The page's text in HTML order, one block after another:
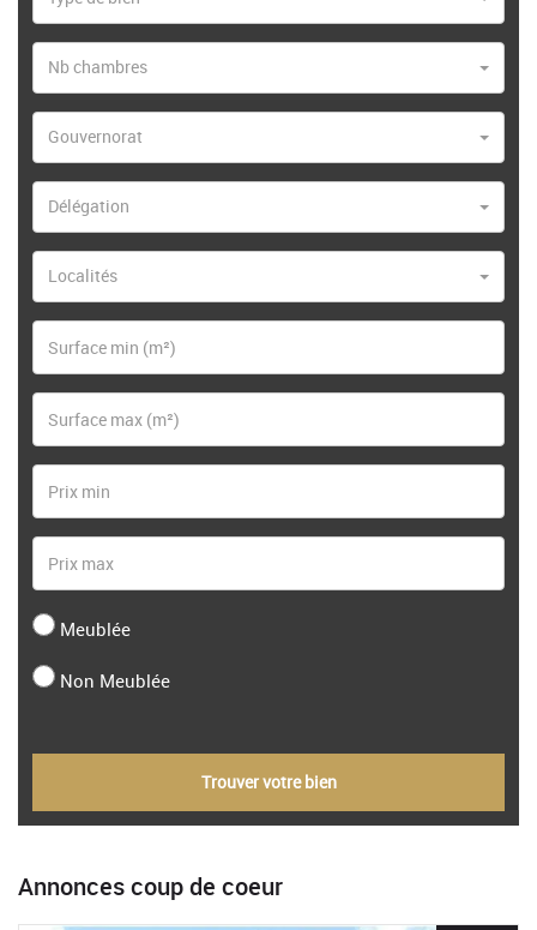
Nb chambres
Gouvernorat
Délégation
Localités
Meublée
Non Meublée
Trouver votre bien
Annonces coup de coeur